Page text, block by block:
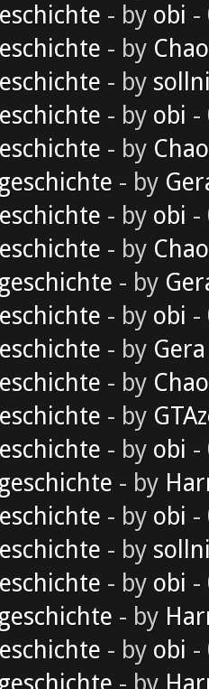
- by obi -
- by
- by
- by obi -
- by
- by
- by obi -
- by
- by
- by obi -
- by Gera
- by
- by
- by obi -
- by
- by obi -
- by
- by obi -
- by
- by obi -